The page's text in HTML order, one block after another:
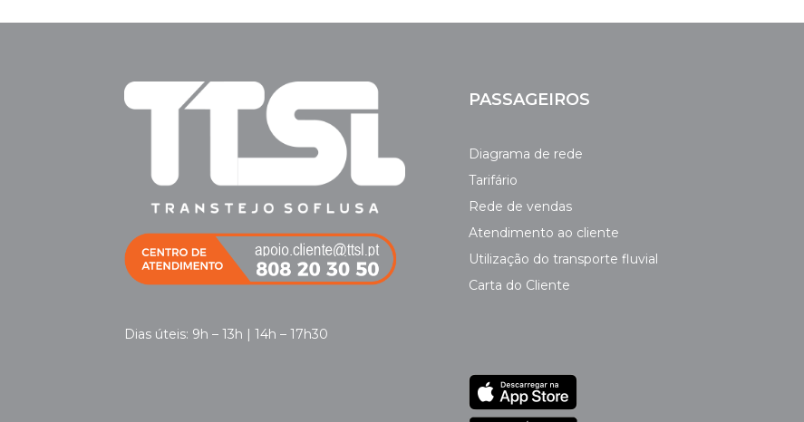
Dias úteis: 9h – 13h | 14h – 17h30
PASSAGEIROS
Diagrama de rede
Tarifário
Rede de vendas
Atendimento ao cliente
Utilização do transporte fluvial
Carta do Cliente